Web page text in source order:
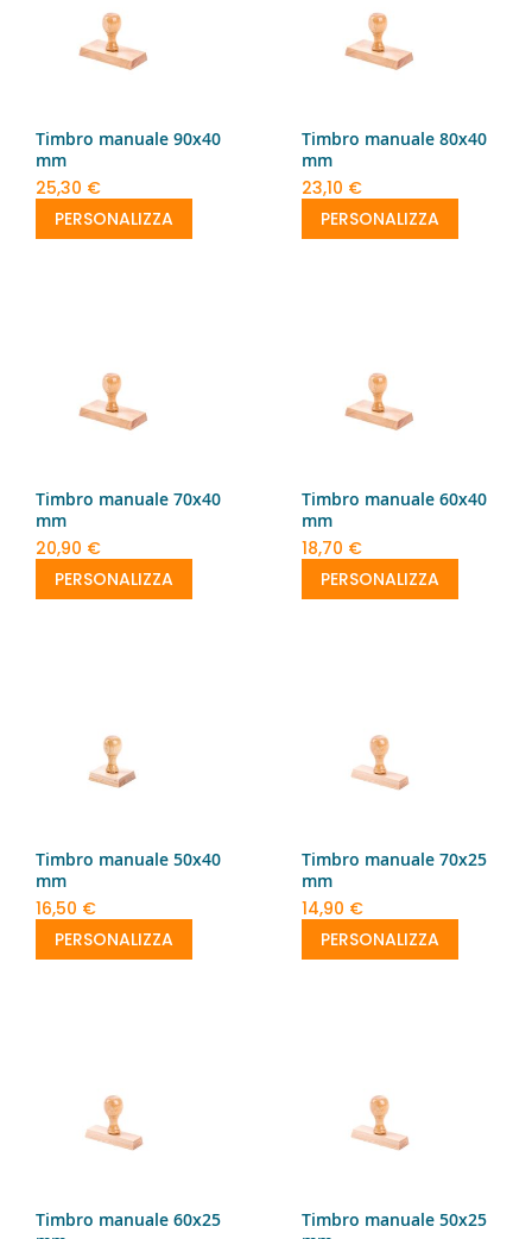
Timbro manuale 90x40
mm
25,30 €
PERSONALIZZA
Timbro manuale 80x40
mm
23,10 €
PERSONALIZZA
Timbro manuale 70x40
mm
20,90 €
PERSONALIZZA
Timbro manuale 60x40
mm
18,70 €
PERSONALIZZA
Timbro manuale 50x40
mm
16,50 €
PERSONALIZZA
Timbro manuale 70x25
mm
14,90 €
PERSONALIZZA
Timbro manuale 60x25
Timbro manuale 50x25